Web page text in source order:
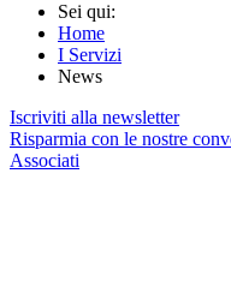
Sei qui:
Home
I Servizi
News
Iscriviti alla newsletter
Risparmia con le nostre
Associati